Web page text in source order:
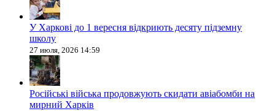
У Харкові до 1 вересня відкриють десяту підземну
школу
27 июля, 2026 14:59
Російські війська продовжують скидати авіабомби на
мирний Харків